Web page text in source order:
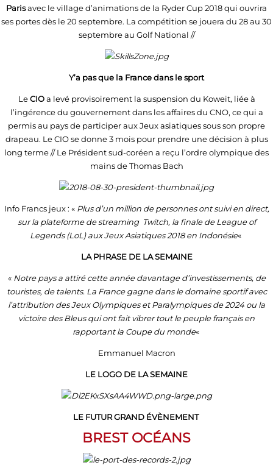
Parisavec le village d’animations de la Ryder Cup 2018 qui ouvrira
ses portes dès le 20 septembre. La compétition se jouera du 28 au 30
septembre au Golf National //
Y’a pas que la France dans le sport
LeCIOa levé provisoirement la suspension du Koweit, liée à
l’ingérence du gouvernement dans les affaires du CNO, ce qui a
permis au pays de participer aux Jeux asiatiques sous son propre
drapeau. Le CIO se donne 3 mois pour prendre une décision à plus
long terme // Le Président sud-coréen a reçu l’ordre olympique des
mains de Thomas Bach
Info Francs jeux : « Plus d’un million de personnes ont suivi en direct,
sur la plateforme de streaming Twitch, la finale de League of
Legends (LoL) aux Jeux Asiatiques 2018 en Indonésie«
LA PHRASE DE LA SEMAINE
« Notre pays a attiré cette année davantage d’investissements, de
touristes, de talents. La France gagne dans le domaine sportif avec
l’attribution des Jeux Olympiques et Paralympiques de 2024 ou la
victoire des Bleus qui ont fait vibrer tout le peuple français en
rapportant la Coupe du monde«
Emmanuel Macron
LE LOGO DE LA SEMAINE
LE FUTUR GRAND ÉVÈNEMENT
BREST OCÉANS